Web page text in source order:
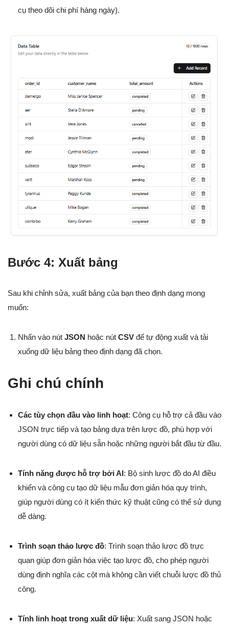
cụ theo dõi chi phí hàng ngày).
Bước 4: Xuất bảng
Sau khi chỉnh sửa, xuất bảng của bạn theo định dạng mong
muốn:
Nhấn vào nút JSON hoặc nút CSV để tự động xuất và tải
xuống dữ liệu bảng theo định dạng đã chọn.
Ghi chú chính
Các tùy chọn đầu vào linh hoạt: Công cụ hỗ trợ cả đầu vào
JSON trực tiếp và tạo bảng dựa trên lược đồ, phù hợp với
người dùng có dữ liệu sẵn hoặc những người bắt đầu từ đầu.
Tính năng được hỗ trợ bởi AI: Bộ sinh lược đồ do AI điều
khiển và công cụ tạo dữ liệu mẫu đơn giản hóa quy trình,
giúp người dùng có ít kiến thức kỹ thuật cũng có thể sử dụng
dễ dàng.
Trình soạn thảo lược đồ: Trình soạn thảo lược đồ trực
quan giúp đơn giản hóa việc tạo lược đồ, cho phép người
dùng định nghĩa các cột mà không cần viết chuỗi lược đồ thủ
công.
Tính linh hoạt trong xuất dữ liệu: Xuất sang JSON hoặc